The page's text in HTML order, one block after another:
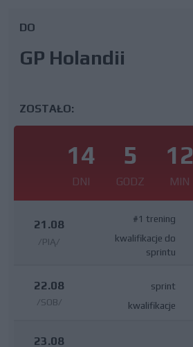
DO
GP Holandii
ZOSTAŁO:
14
DNI
5
GODZ
12
MIN
21.08
/PIĄ/
#1 trening
kwalifikacje do
sprintu
22.08
/SOB/
sprint
kwalifikacje
23.08